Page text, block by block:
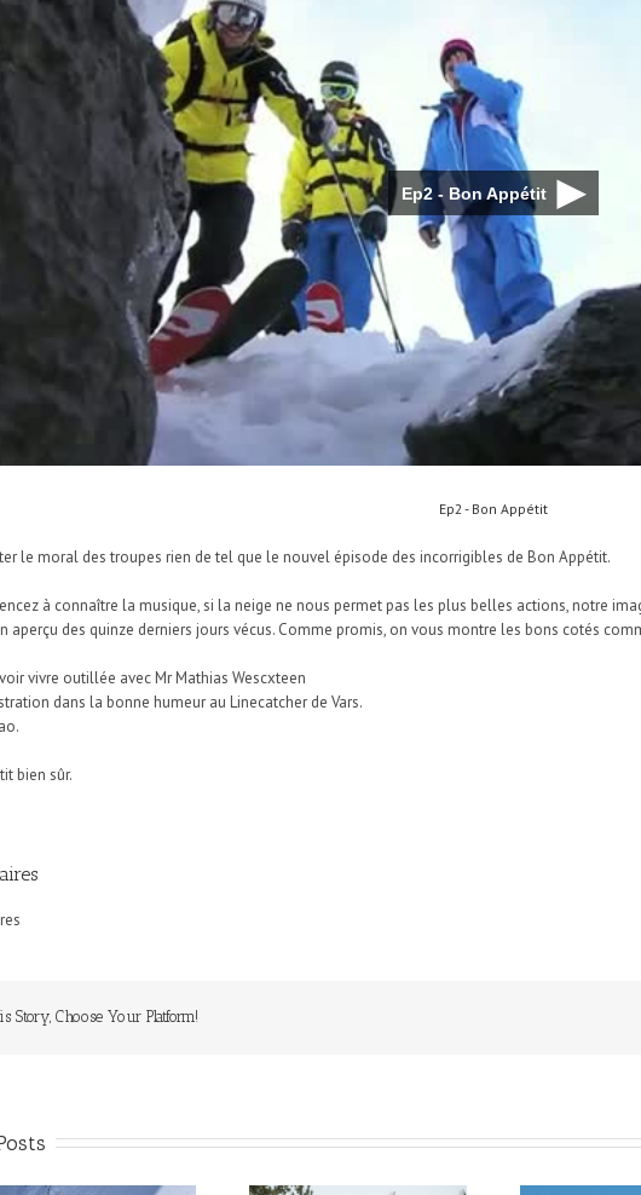
Ep2 - Bon Appétit
le moral des troupes rien de tel que le nouvel épisode des incorrigibles de Bon Appétit.
à connaître la musique, si la neige ne nous permet pas les plus belles actions, notre
aperçu des quinze derniers jours vécus. Comme promis, on vous montre les bons cotés
vivre outillée avec Mr Mathias Wescxteen
dans la bonne humeur au Linecatcher de Vars.
bien sûr.
Story, Choose Your Platform!